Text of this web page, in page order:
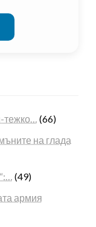
тежко… (66)
на глада
(49)
армия